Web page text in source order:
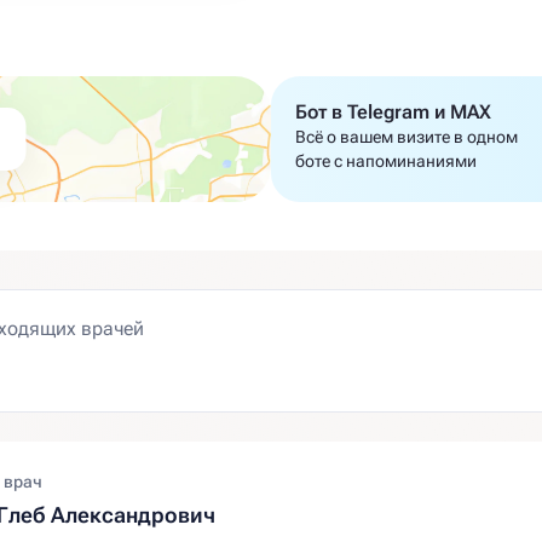
Бот в Telegram и MAX
Всё о вашем визите в одном
боте с напоминаниями
Александрович